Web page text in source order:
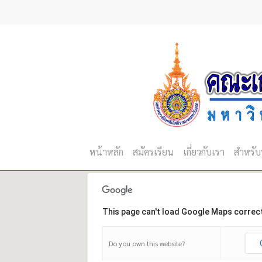
หน้าหลัก สมัครเรียน เกี่ยวกับเรา สำหรั
This page can't load Google Maps
Do you own this website?